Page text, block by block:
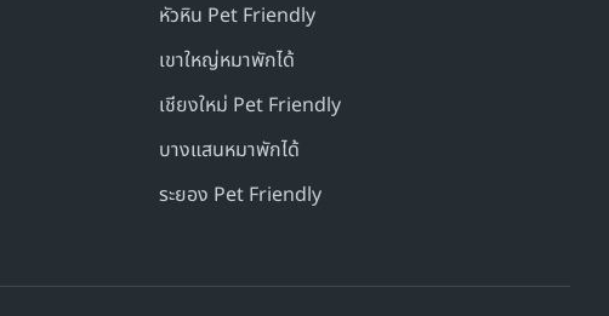
หัวหิน Pet Friendly
เขาใหญ่หมาพักได้
เชียงใหม่ Pet Friendly
บางแสนหมาพักได้
ระยอง Pet Friendly